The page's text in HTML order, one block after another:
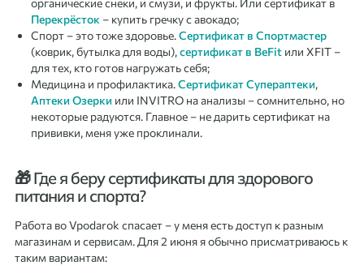
Перекрёсток – купить гречку с авокадо;
Спорт – это тоже здоровье.Сертификат в Спортмастер
(коврик, бутылка для воды),сертификат в BeFit или XFIT –
для тех, кто готов нагружать себя;
Медицина и профилактика.Сертификат Супераптеки,
Аптеки Озерки или INVITRO на анализы – сомнительно, но
некоторые радуются. Главное – не дарить сертификат на
прививки, меня уже проклинали.
🎁 Где я беру сертификаты для здорового
питания и спорта?
Работа во Vpodarok спасает – у меня есть доступ к разным
магазинам и сервисам. Для 2 июня я обычно присматриваюсь к
таким вариантам: